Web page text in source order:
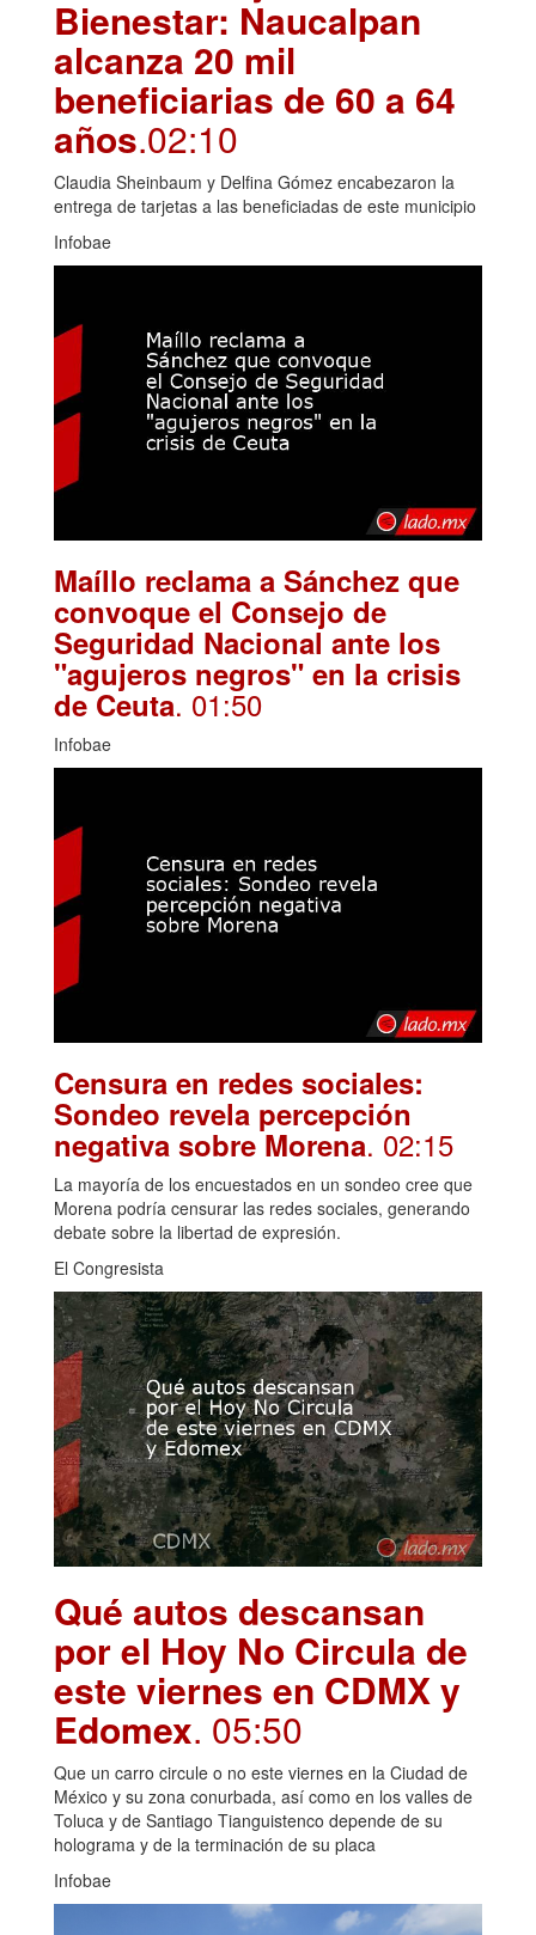
Bienestar: Naucalpan
alcanza 20 mil
beneficiarias de 60 a 64
años.02:10
Claudia Sheinbaum y Delfina Gómez encabezaron la
entrega de tarjetas a las beneficiadas de este municipio
Infobae
Maíllo reclama a Sánchez que
convoque el Consejo de
Seguridad Nacional ante los
"agujeros negros" en la crisis
de Ceuta. 01:50
Infobae
Censura en redes sociales:
Sondeo revela percepción
negativa sobre Morena. 02:15
La mayoría de los encuestados en un sondeo cree que
Morena podría censurar las redes sociales, generando
debate sobre la libertad de expresión.
El Congresista
Qué autos descansan
por el Hoy No Circula de
este viernes en CDMX y
Edomex. 05:50
Que un carro circule o no este viernes en la Ciudad de
México y su zona conurbada, así como en los valles de
Toluca y de Santiago Tianguistenco depende de su
holograma y de la terminación de su placa
Infobae